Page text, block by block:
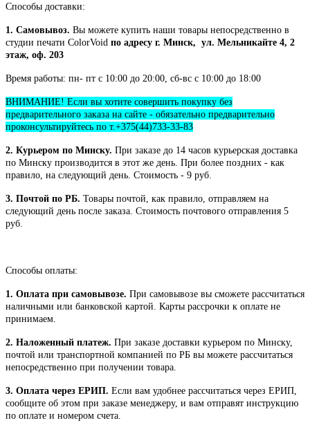
Способы доставки:
1. Самовывоз. Вы можете купить наши товары непосредственно в
студии печати ColorVoid по адресу г. Минск, ул. Мельникайте 4, 2
этаж, оф. 203
Время работы: пн- пт с 10:00 до 20:00, сб-вс с 10:00 до 18:00
ВНИМАНИЕ! Если вы хотите совершить покупку без
предварительного заказа на сайте - обязательно предварительно
проконсультируйтесь по т.+375(44)733-33-83
2. Курьером по Минску. При заказе до 14 часов курьерская доставка
по Минску производится в этот же день. При более поздних - как
правило, на следующий день. Стоимость - 9 руб.
3. Почтой по РБ. Товары почтой, как правило, отправляем на
следующий день после заказа. Стоимость почтового отправления 5
руб.
Способы оплаты:
1. Оплата при самовывозе. При самовывозе вы сможете рассчитаться
наличными или банковской картой. Карты рассрочки к оплате не
принимаем.
2. Наложенный платеж. При заказе доставки курьером по Минску,
почтой или транспортной компанией по РБ вы можете рассчитаться
непосредственно при получении товара.
3. Оплата через ЕРИП. Если вам удобнее рассчитаться через ЕРИП,
сообщите об этом при заказе менеджеру, и вам отправят инструкцию
по оплате и номером счета.